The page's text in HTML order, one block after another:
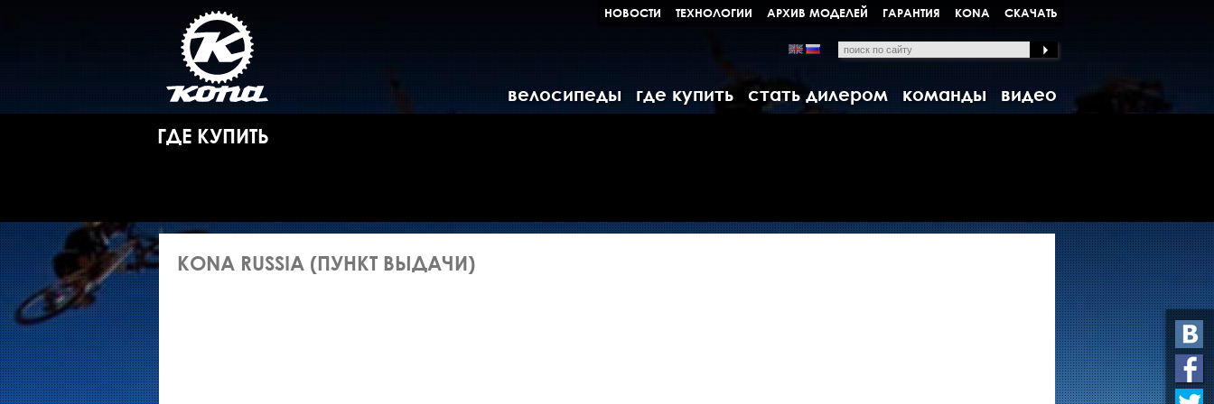
НОВОСТИ ТЕХНОЛОГИИ АРХИВ МОДЕЛЕЙ ГАРАНТИЯ KONA СКАЧАТЬ
велосипеды где купить стать дилером команды видео
ГДЕ КУПИТЬ
KONA RUSSIA (ПУНКТ ВЫДАЧИ)